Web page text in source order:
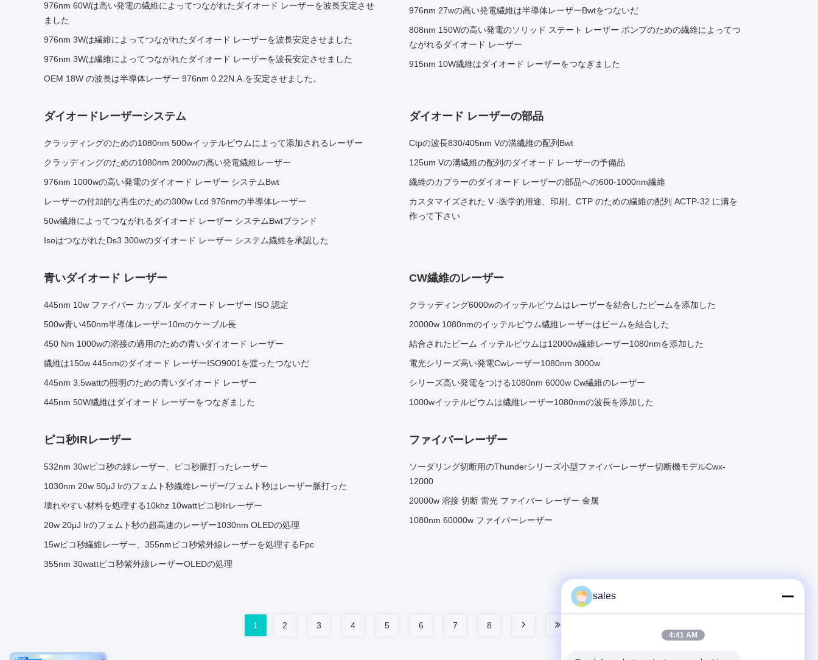
976nm 60Wは高い発電の繊維によってつながれたダイオード レーザーを波長安定させ
ました
976nm 3Wは繊維によってつながれたダイオード レーザーを波長安定させました
976nm 3Wは繊維によってつながれたダイオード レーザーを波長安定させました
OEM 18W の波長は半導体レーザー 976nm 0.22N.A.を安定させました。
976nm 27wの高い発電繊維は半導体レーザーBwtをつないだ
808nm 150Wの高い発電のソリッド ステート レーザー ポンプのための繊維によってつ
ながれるダイオード レーザー
915nm 10W繊維はダイオード レーザーをつなぎました
ダイオードレーザーシステム
クラッディングのための1080nm 500wイッテルビウムによって添加されるレーザー
クラッディングのための1080nm 2000wの高い発電繊維レーザー
976nm 1000wの高い発電のダイオード レーザー システムBwt
レーザーの付加的な再生のための300w Lcd 976nmの半導体レーザー
50w繊維によってつながれるダイオード レーザー システムBwtブランド
IsoはつながれたDs3 300wのダイオード レーザー システム繊維を承認した
ダイオード レーザーの部品
Ctpの波長830/405nm Vの溝繊維の配列Bwt
125um Vの溝繊維の配列のダイオード レーザーの予備品
繊維のカプラーのダイオード レーザーの部品への600-1000nm繊維
カスタマイズされた V -医学的用途、印刷、CTP のための繊維の配列 ACTP-32 に溝を
作って下さい
青いダイオード レーザー
445nm 10w ファイバー カップル ダイオード レーザー ISO 認定
500w青い450nm半導体レーザー10mのケーブル長
450 Nm 1000wの溶接の適用のための青いダイオード レーザー
繊維は150w 445nmのダイオード レーザーISO9001を渡ったつないだ
445nm 3.5wattの照明のための青いダイオード レーザー
445nm 50W繊維はダイオード レーザーをつなぎました
CW繊維のレーザー
クラッディング6000wのイッテルビウムはレーザーを結合したビームを添加した
20000w 1080nmのイッテルビウム繊維レーザーはビームを結合した
結合されたビーム イッテルビウムは12000w繊維レーザー1080nmを添加した
電光シリーズ高い発電Cwレーザー1080nm 3000w
シリーズ高い発電をつける1080nm 6000w Cw繊維のレーザー
1000wイッテルビウムは繊維レーザー1080nmの波長を添加した
ピコ秒IRレーザー
532nm 30wピコ秒の緑レーザー、ピコ秒脈打ったレーザー
1030nm 20w 50μJ Irのフェムト秒繊維レーザー/フェムト秒はレーザー脈打った
壊れやすい材料を処理する10khz 10wattピコ秒Irレーザー
20w 20μJ Irのフェムト秒の超高速のレーザー1030nm OLEDの処理
15wピコ秒繊維レーザー、355nmピコ秒紫外線レーザーを処理するFpc
355nm 30wattピコ秒紫外線レーザーOLEDの処理
ファイバーレーザー
ソーダリング切断用のThunderシリーズ小型ファイバーレーザー切断機モデルCwx-
12000
20000w 溶接 切断 雷光 ファイバー レーザー 金属
1080nm 60000w ファイバーレーザー
1 2 3 4 5 6 7 8
sales
4:41 AM